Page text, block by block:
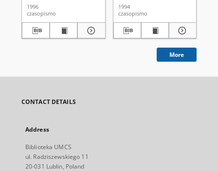
1996
czasopismo
1994
czasopismo
More
CONTACT DETAILS
Address
Biblioteka UMCS
ul. Radziszewskiego 11
20-031 Lublin, Poland